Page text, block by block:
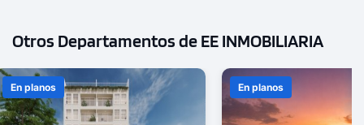
Otros Departamentos de EE INMOBILIARIA
En planos En planos